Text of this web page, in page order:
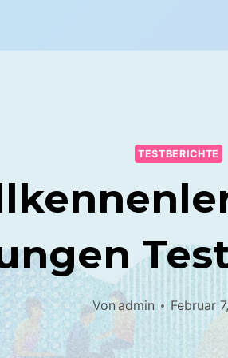
TESTBERICHTE
Vonadmin Februar